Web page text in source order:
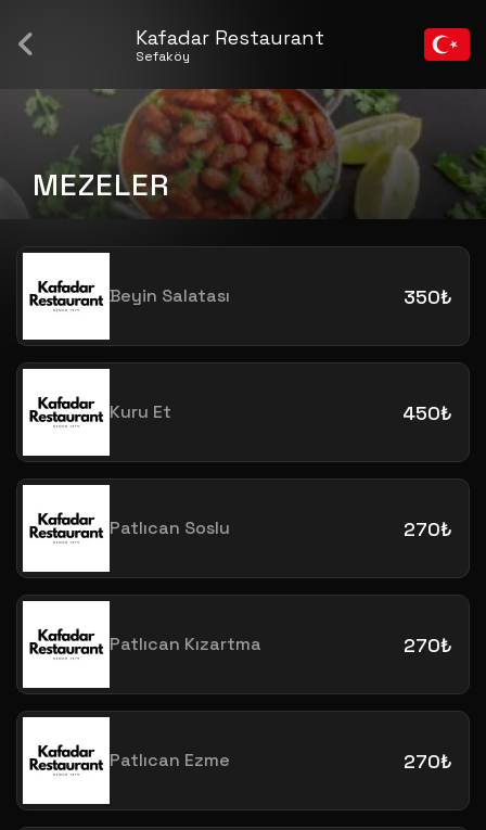
Kafadar Restaurant
Sefaköy
MEZELER
Beyin Salatası 350₺
Kuru Et 450₺
Patlıcan Soslu 270₺
Patlıcan Kızartma 270₺
Patlıcan Ezme 270₺